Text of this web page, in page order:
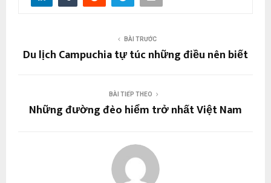
BÀI TRƯỚC
Du lịch Campuchia tự túc những điều nên biết
BÀI TIẾP THEO
Những đường đèo hiểm trở nhất Việt Nam